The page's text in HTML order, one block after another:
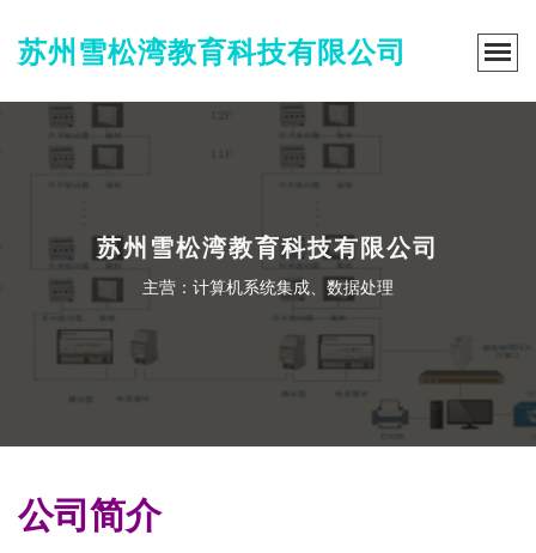
苏州雪松湾教育科技有限公司
苏州雪松湾教育科技有限公司
主营：计算机系统集成、数据处理
公司简介